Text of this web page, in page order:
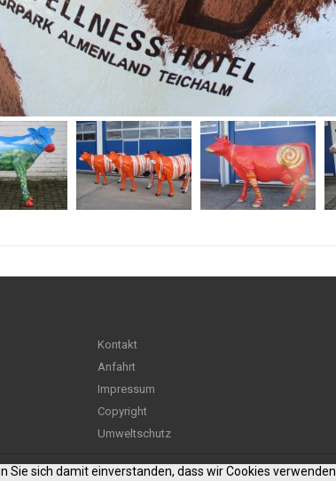
Kontakt
Anfahrt
Impressum
Copyright
Umweltschutz
sich damit einverstanden, dass wir Cookies verwenden.